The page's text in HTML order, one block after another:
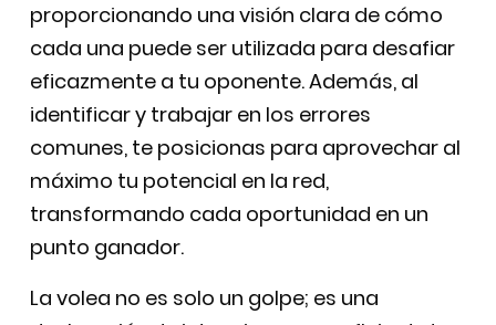
proporcionando una visión clara de cómo
cada una puede ser utilizada para desafiar
eficazmente a tu oponente. Además, al
identificar y trabajar en los errores
comunes, te posicionas para aprovechar al
máximo tu potencial en la red,
transformando cada oportunidad en un
punto ganador.
La volea no es solo un golpe; es una